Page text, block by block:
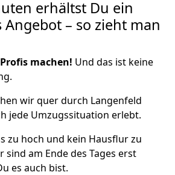
erhältst Du ein
– so zieht man
machen! Und das ist keine
wir quer durch Langenfeld
jede Umzugssituation erlebt.
zu hoch und kein Hausflur zu
am Ende des Tages erst
es auch bist.